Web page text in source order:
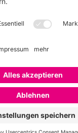
© 2026SAATKORN